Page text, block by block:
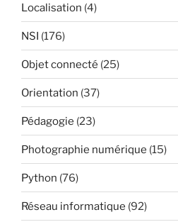
Localisation (4)
NSI (176)
Objet connecté (25)
Orientation (37)
Pédagogie (23)
Photographie numérique (15)
Python (76)
Réseau informatique (92)